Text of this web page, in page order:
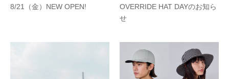
8/21（金）NEW OPEN!
OVERRIDE HAT DAYのお知ら
せ